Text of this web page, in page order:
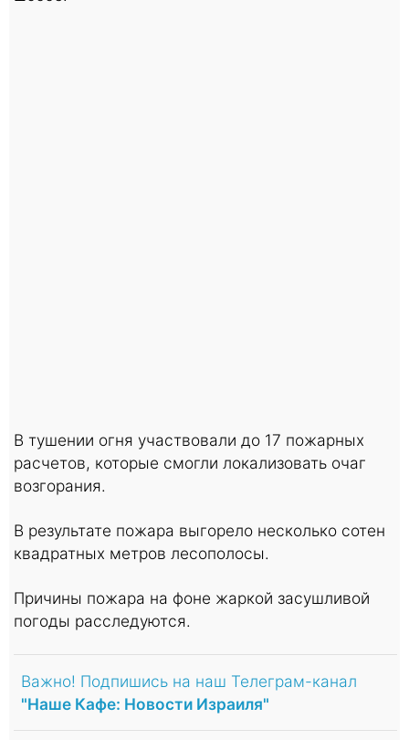
В тушении огня участвовали до 17 пожарных
расчетов, которые смогли локализовать очаг
возгорания.
В результате пожара выгорело несколько сотен
квадратных метров лесополосы.
Причины пожара на фоне жаркой засушливой
погоды расследуются.
Важно! Подпишись на наш Телеграм-канал
"Наше Кафе: Новости Израиля"